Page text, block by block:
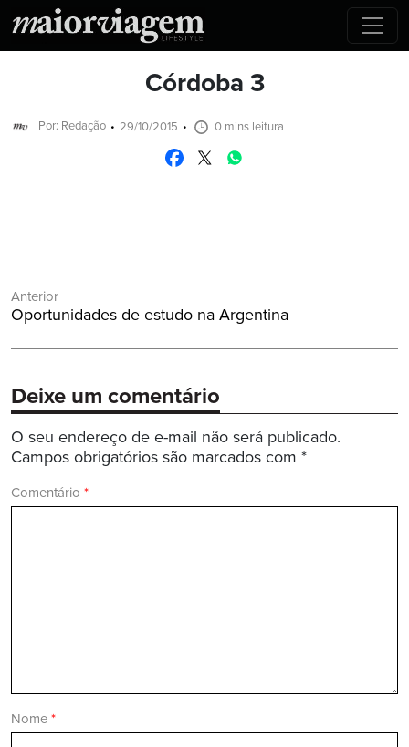
Córdoba 3
Por: Redação 29/10/2015 0 mins leitura
de
Post
Anterior
Post
Oportunidades de estudo na Argentina
Deixe um comentário
O seu endereço de e-mail não será publicado.
Campos obrigatórios são marcados com *
Comentário *
Nome *